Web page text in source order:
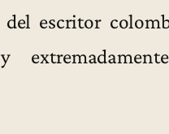
escritor